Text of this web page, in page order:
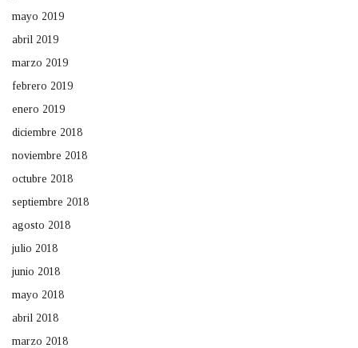
mayo 2019
abril 2019
marzo 2019
febrero 2019
enero 2019
diciembre 2018
noviembre 2018
octubre 2018
septiembre 2018
agosto 2018
julio 2018
junio 2018
mayo 2018
abril 2018
marzo 2018